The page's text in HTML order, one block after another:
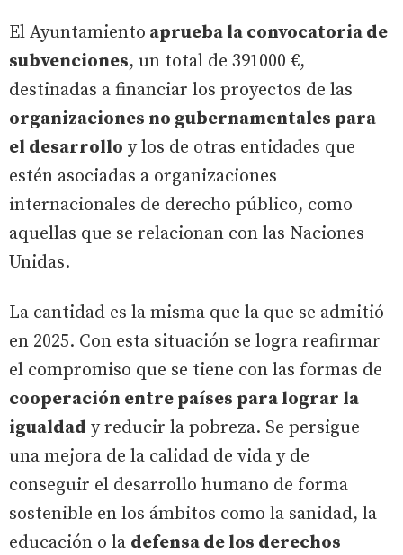
El Ayuntamiento aprueba la convocatoria de
subvenciones, un total de 391000 €,
destinadas a financiar los proyectos de las
organizaciones no gubernamentales para
el desarrollo y los de otras entidades que
estén asociadas a organizaciones
internacionales de derecho público, como
aquellas que se relacionan con las Naciones
Unidas.
La cantidad es la misma que la que se admitió
en 2025. Con esta situación se logra reafirmar
el compromiso que se tiene con las formas de
cooperación entre países para lograr la
igualdad y reducir la pobreza. Se persigue
una mejora de la calidad de vida y de
conseguir el desarrollo humano de forma
sostenible en los ámbitos como la sanidad, la
educación o la defensa de los derechos